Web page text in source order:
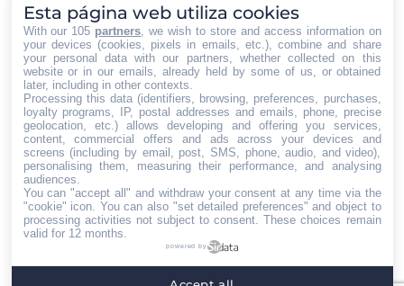
Contacto Iberian Press
Principales vías de contacto:
E-mail:
info@iberianpress.es
Teléfono:
+34 911863556
Fax:
+34 911863556
Encuéntranos en:
Facebook
page
X
page
YouTube
page
Rss
opens
Home Quiénes somos Servicios Contacto
Esta página web utiliza cookies
With our 105 partners , we wish to store and access information on
your devices (cookies, pixels in emails, etc.), combine and share
your personal data with our partners, whether collected on this
website or in our emails, already held by some of us, or obtained
later, including in other contexts.
Processing this data (identifiers, browsing, preferences, purchases,
loyalty programs, IP, postal addresses and emails, phone, precise
geolocation, etc.) allows developing and offering you services,
content, commercial offers and ads across your devices and
screens (including by email, post, SMS, phone, audio, and video),
personalising them, measuring their performance, and analysing
audiences.
You can "accept all" and withdraw your consent at any time via the
"cookie" icon . You can also "set detailed preferences" and object to
processing activities not subject to consent. These choices remain
valid for 12 months.
powered by